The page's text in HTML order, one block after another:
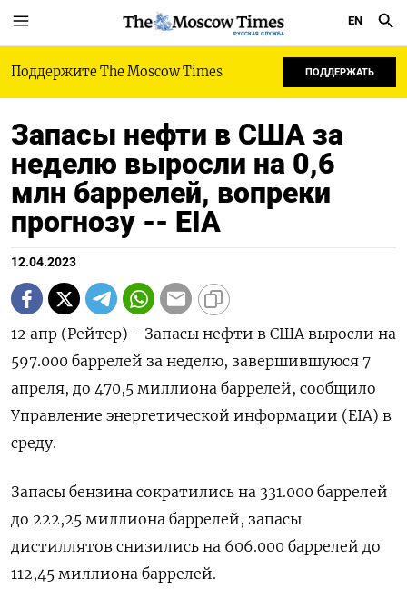
РУССКАЯ СЛУЖБА
EN
Поддержите The Moscow Times ПОДДЕРЖАТЬ
Запасы нефти в США за
неделю выросли на 0,6
млн баррелей​​, вопреки
прогнозу -- EIA
12.04.2023
12 апр (Рейтер) - Запасы нефти в США выросли на
597.000 баррелей за неделю, завершившуюся 7
апреля, до 470,5 миллиона баррелей, сообщило
Управление энергетической информации (EIA) в
среду.
Запасы бензина сократились на 331.000 баррелей
до 222,25 миллиона баррелей, запасы
дистиллятов снизились на 606.000 баррелей до
112,45 миллиона баррелей.